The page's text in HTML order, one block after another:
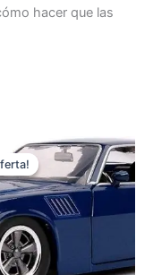
hacer que las
precio
original
era:
35,00€.
El
precio
actual
es:
29,99€.